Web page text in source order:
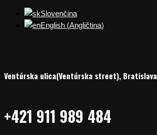
Slovenčina
English (Angličtina)
Ventúrska ulica(Ventúrska street), Bratislava
+421 911 989 484